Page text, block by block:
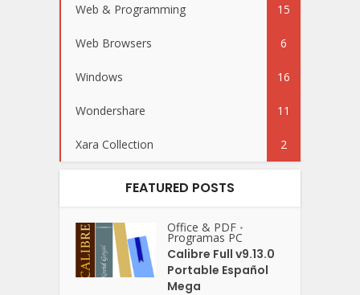
Web & Programming 15
Web Browsers 6
Windows 16
Wondershare 11
Xara Collection 2
FEATURED POSTS
Office & PDF •
Programas PC
Calibre Full v9.13.0
Portable Español
Mega